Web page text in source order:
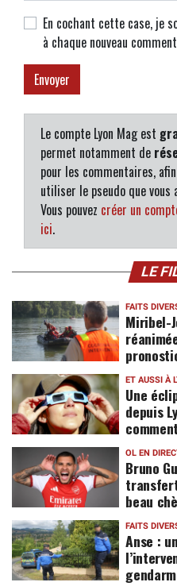
En cochant cette case, je
à chaque nouveau
Le compte Lyon Mag est
permet notamment de
pour les commentaires,
utiliser le pseudo que vous
Vous pouvez créer un
ici.
LE
FAITS
Miribel-
ET AUSSI À
Une
depuis
OL EN
Bruno
beau
FAITS
Anse :